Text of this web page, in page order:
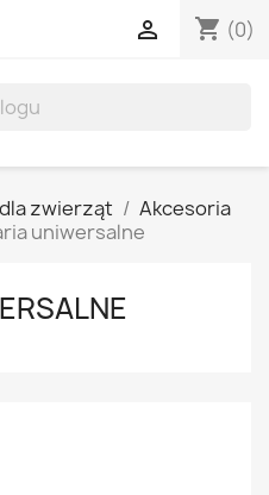
shopping_cart (0)

zwierząt
Akcesoria
uniwersalne